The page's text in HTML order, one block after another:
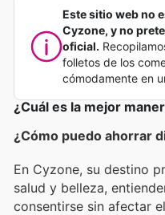
Este sitio web no
Cyzone, y no
oficial.
folletos de los
cómodamente en
¿Cuál es la mejor
¿Cómo puedo ahorrar
En Cyzone, su destino
salud y belleza,
consentirse sin afectar